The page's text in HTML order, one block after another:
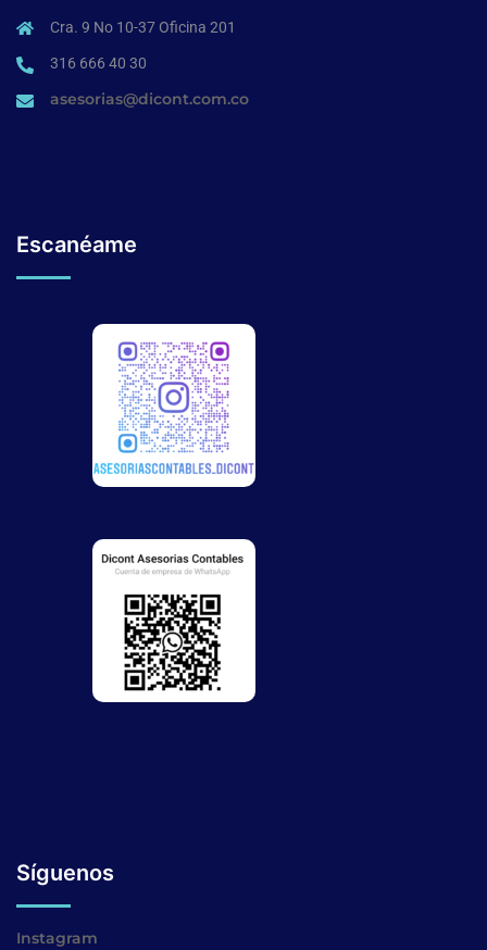
Cra. 9 No 10-37 Oficina 201
316 666 40 30
asesorias@dicont.com.co
Escanéame
Síguenos
Instagram